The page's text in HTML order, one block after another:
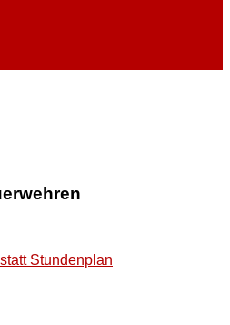
Stundenplan